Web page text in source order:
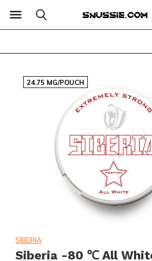
24.75 MG/POUCH
SIBERIA
Siberia -80 ℃ All